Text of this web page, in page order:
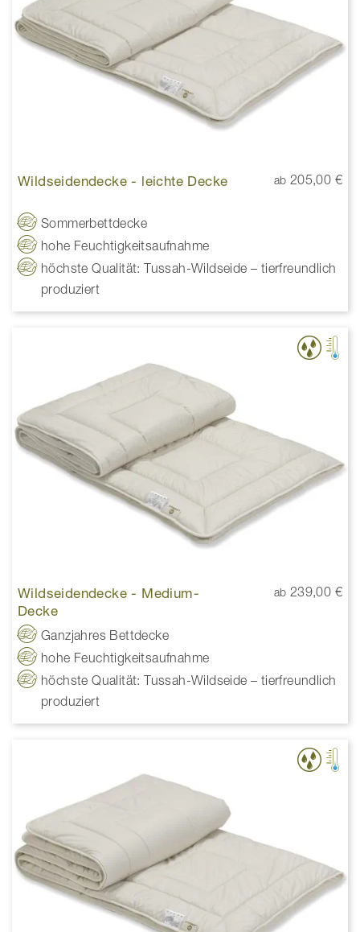
Wildseidendecke - leichte Decke ab 205,00 €
Sommerbettdecke
hohe Feuchtigkeitsaufnahme
höchste Qualität: Tussah-Wildseide – tierfreundlich
produziert
Wildseidendecke - Medium-
Decke
ab 239,00 €
Ganzjahres Bettdecke
hohe Feuchtigkeitsaufnahme
höchste Qualität: Tussah-Wildseide – tierfreundlich
produziert